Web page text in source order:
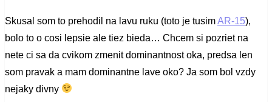
Skusal som to prehodil na lavu ruku (toto je tusimAR-15),
bolo to o cosi lepsie ale tiez bieda… Chcem si pozriet na
nete ci sa da cvikom zmenit dominantnost oka, predsa len
som pravak a mam dominantne lave oko? Ja som bol vzdy
nejaky divny